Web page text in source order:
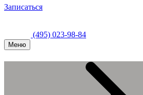
Записаться
(495) 023-98-84
Меню